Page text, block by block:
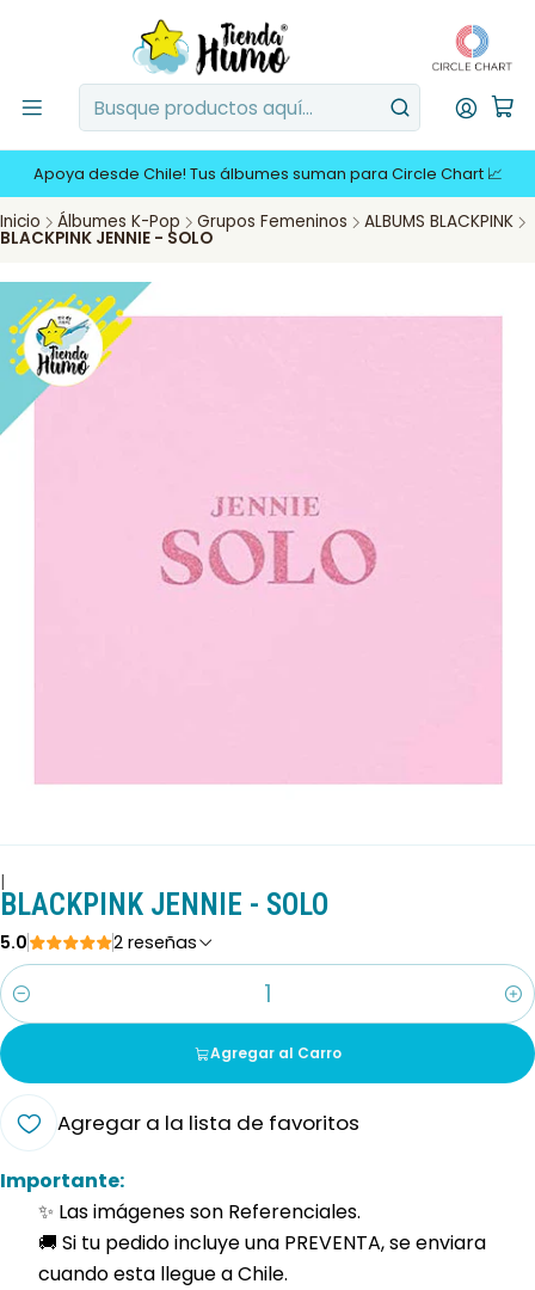
Apoya desde Chile! Tus álbumes suman para Circle Chart 📈
Inicio Álbumes K-Pop Grupos Femeninos ALBUMS BLACKPINK
BLACKPINK JENNIE - SOLO
|
BLACKPINK JENNIE - SOLO
5.0 2 reseñas
Cantidad
Agregar al Carro
Agregar a la lista de favoritos
Importante:
✨ Las imágenes son Referenciales.
🚚 Si tu pedido incluye una PREVENTA, se enviara
cuando esta llegue a Chile.